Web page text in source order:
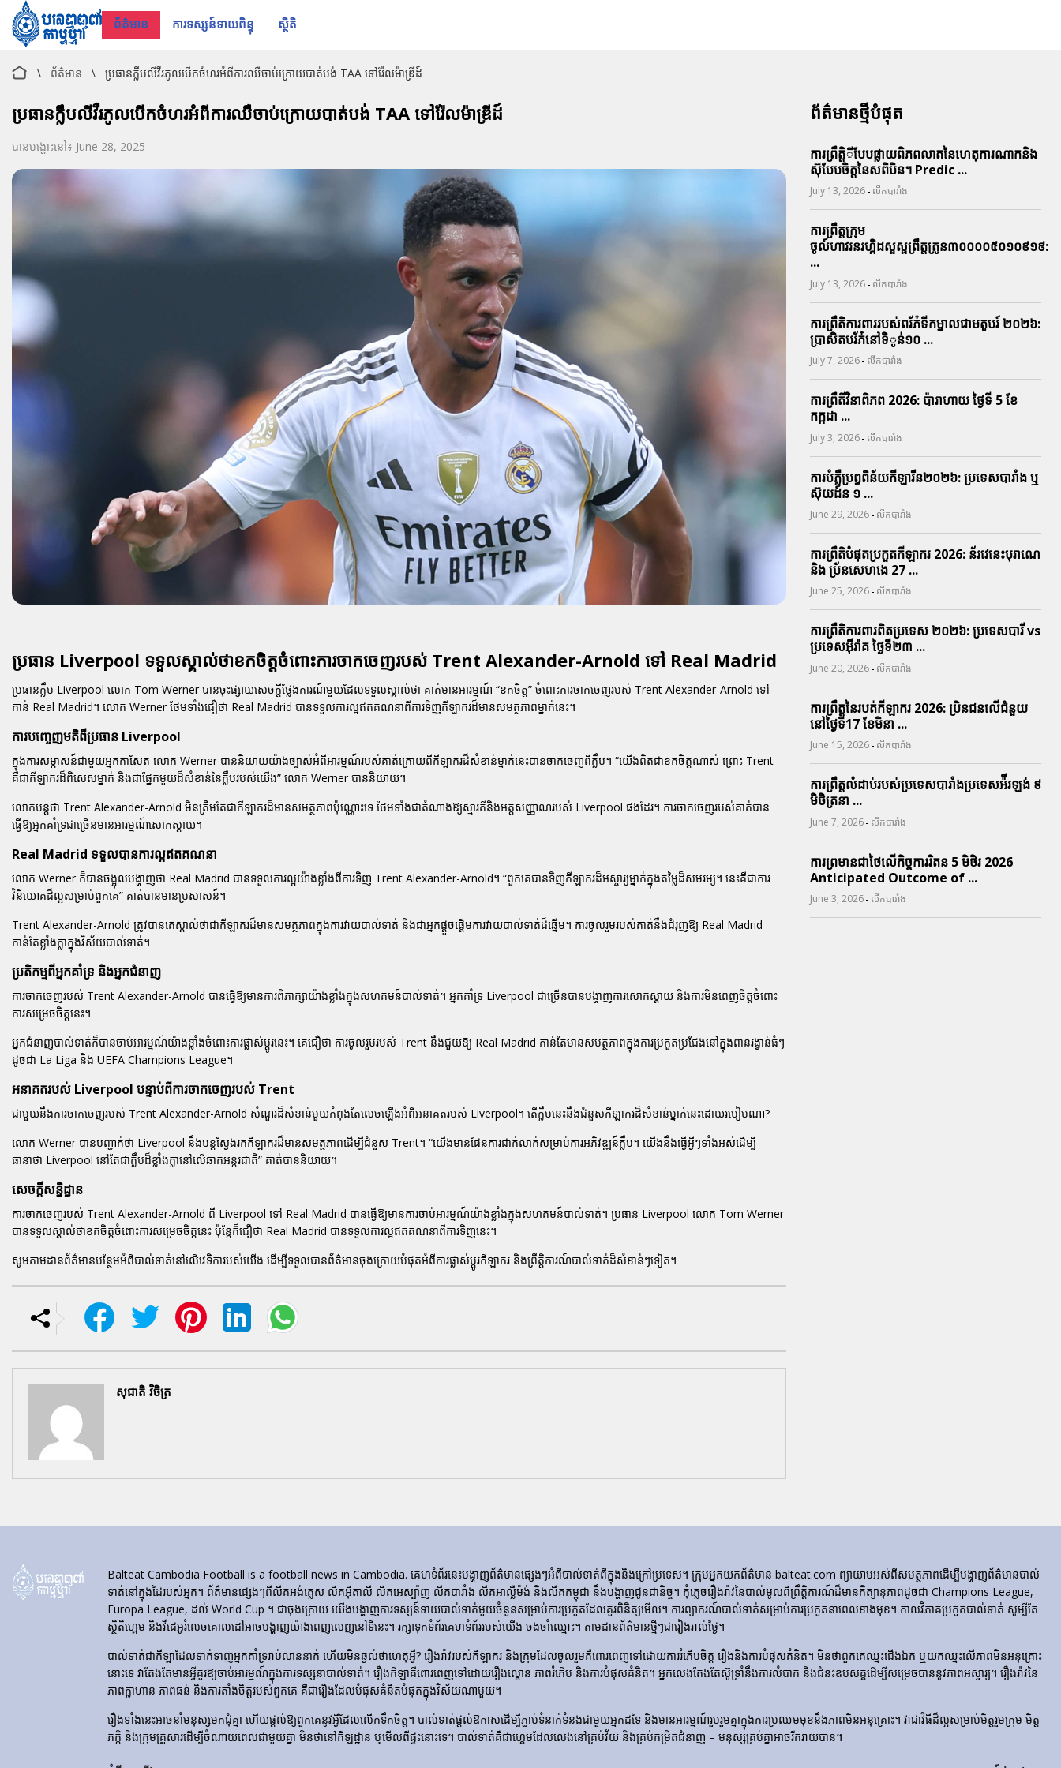
ព័ត៌មាន ការទស្សន៍ទាយពិន្ទុ ស្ថិតិ
\ ព័ត៌មាន \ ប្រធានក្លឹបលីវឺរភូលបើកចំហរអំពីការឈឺចាប់ក្រោយបាត់បង់ TAA ទៅរ៉ែលម៉ាឌ្រីដ៍
ប្រធានក្លឹបលីវឺរភូលបើកចំហរអំពីការឈឺចាប់ក្រោយបាត់បង់ TAA ទៅរ៉ែលម៉ាឌ្រីដ៍
បានបង្ហោះនៅ៖ June 28, 2025
ប្រធាន Liverpool ទទួលស្គាល់ថាខកចិត្តចំពោះការចាកចេញរបស់ Trent Alexander-Arnold ទៅ Real Madrid
ប្រធានក្លឹប Liverpool លោក Tom Werner បានចុះផ្សាយសេចក្តីថ្លែងការណ៍មួយដែលទទួលស្គាល់ថា គាត់មានអារម្មណ៍ “ខកចិត្ត” ចំពោះការចាកចេញរបស់ Trent Alexander-Arnold ទៅ
កាន់ Real Madrid។ លោក Werner ថែមទាំងជឿថា Real Madrid បានទទួលការល្អឥតគណនាពីការទិញកីឡាករដ៏មានសមត្ថភាពម្នាក់នេះ។
ការបញ្ចេញមតិពីប្រធាន Liverpool
ក្នុងការសម្ភាសន៍ជាមួយអ្នកកាសែត លោក Werner បាននិយាយយ៉ាងច្បាស់អំពីអារម្មណ៍របស់គាត់ក្រោយពីកីឡាករដ៏សំខាន់ម្នាក់នេះបានចាកចេញពីក្លឹប។ “យើងពិតជាខកចិត្តណាស់ ព្រោះ Trent
គឺជាកីឡាករដ៏ពិសេសម្នាក់ និងជាផ្នែកមួយដ៏សំខាន់នៃក្លឹបរបស់យើង” លោក Werner បាននិយាយ។
លោកបន្តថា Trent Alexander-Arnold មិនត្រឹមតែជាកីឡាករដ៏មានសមត្ថភាពប៉ុណ្ណោះទេ ថែមទាំងជាតំណាងឱ្យស្មារតីនិងអត្តសញ្ញាណរបស់ Liverpool ផងដែរ។ ការចាកចេញរបស់គាត់បាន
ធ្វើឱ្យអ្នកគាំទ្រជាច្រើនមានអារម្មណ៍សោកស្តាយ។
Real Madrid ទទួលបានការល្អឥតគណនា
លោក Werner ក៏បានចង្អុលបង្ហាញថា Real Madrid បានទទួលការល្អយ៉ាងខ្លាំងពីការទិញ Trent Alexander-Arnold។ “ពួកគេបានទិញកីឡាករដ៏អស្ចារ្យម្នាក់ក្នុងតម្លៃដ៏សមរម្យ។ នេះគឺជាការ
វិនិយោគដ៏ល្អសម្រាប់ពួកគេ” គាត់បានមានប្រសាសន៍។
Trent Alexander-Arnold ត្រូវបានគេស្គាល់ថាជាកីឡាករដ៏មានសមត្ថភាពក្នុងការវាយបាល់ទាត់ និងជាអ្នកផ្តួចផ្តើមការវាយបាល់ទាត់ដ៏ឆ្នើម។ ការចូលរួមរបស់គាត់នឹងជំរុញឱ្យ Real Madrid
កាន់តែខ្លាំងក្លាក្នុងវិស័យបាល់ទាត់។
ប្រតិកម្មពីអ្នកគាំទ្រ និងអ្នកជំនាញ
ការចាកចេញរបស់ Trent Alexander-Arnold បានធ្វើឱ្យមានការពិភាក្សាយ៉ាងខ្លាំងក្នុងសហគមន៍បាល់ទាត់។ អ្នកគាំទ្រ Liverpool ជាច្រើនបានបង្ហាញការសោកស្តាយ និងការមិនពេញចិត្តចំពោះ
ការសម្រេចចិត្តនេះ។
អ្នកជំនាញបាល់ទាត់ក៏បានចាប់អារម្មណ៍យ៉ាងខ្លាំងចំពោះការផ្លាស់ប្តូរនេះ។ គេជឿថា ការចូលរួមរបស់ Trent នឹងជួយឱ្យ Real Madrid កាន់តែមានសមត្ថភាពក្នុងការប្រកួតប្រជែងនៅក្នុងពានរង្វាន់ធំៗ
ដូចជា La Liga និង UEFA Champions League។
អនាគតរបស់ Liverpool បន្ទាប់ពីការចាកចេញរបស់ Trent
ជាមួយនឹងការចាកចេញរបស់ Trent Alexander-Arnold សំណួរដ៏សំខាន់មួយកំពុងតែលេចឡើងអំពីអនាគតរបស់ Liverpool។ តើក្លឹបនេះនឹងជំនួសកីឡាករដ៏សំខាន់ម្នាក់នេះដោយរបៀបណា?
លោក Werner បានបញ្ជាក់ថា Liverpool នឹងបន្តស្វែងរកកីឡាករដ៏មានសមត្ថភាពដើម្បីជំនួស Trent។ “យើងមានផែនការជាក់លាក់សម្រាប់ការអភិវឌ្ឍន៍ក្លឹប។ យើងនឹងធ្វើអ្វីៗទាំងអស់ដើម្បី
ធានាថា Liverpool នៅតែជាក្លឹបដ៏ខ្លាំងក្លានៅលើឆាកអន្តរជាតិ” គាត់បាននិយាយ។
សេចក្តីសន្និដ្ឋាន
ការចាកចេញរបស់ Trent Alexander-Arnold ពី Liverpool ទៅ Real Madrid បានធ្វើឱ្យមានការចាប់អារម្មណ៍យ៉ាងខ្លាំងក្នុងសហគមន៍បាល់ទាត់។ ប្រធាន Liverpool លោក Tom Werner
បានទទួលស្គាល់ថាខកចិត្តចំពោះការសម្រេចចិត្តនេះ ប៉ុន្តែក៏ជឿថា Real Madrid បានទទួលការល្អឥតគណនាពីការទិញនេះ។
សូមតាមដានព័ត៌មានបន្ថែមអំពីបាល់ទាត់នៅលើវេទិការបស់យើង ដើម្បីទទួលបានព័ត៌មានចុងក្រោយបំផុតអំពីការផ្លាស់ប្តូរកីឡាករ និងព្រឹត្តិការណ៍បាល់ទាត់ដ៏សំខាន់ៗទៀត។
សុជាតិ វិចិត្រ
ព័ត៌មានថ្មីបំផុត
ការព្រឹតិ្តីបែបផ្លាយពិភពលាតនៃហេតុការណាកនិង
ស៊ុបែបចិត្តនៃសពិបិន។ Predic ...
July 13, 2026 - លីកបារាំង
ការព្រឹត្តក្រុម
ចូល៍ហាវរនរហ្គិដសួស្ផព្រឹត្តត្រូន៣០០០០៥០១០៩១៩:
...
July 13, 2026 - លីកបារាំង
ការព្រឹតិការពាររបស់ពរ័ភ៎ទីកម្នាលជាមតូបរ៍ ២០២៦:
ប្រាសិតបរ័ភ៎នៅទិូន់១០ ...
July 7, 2026 - លីកបារាំង
ការព្រឹតិ៍វិនាពិភព 2026: ប៉ារាហាយ ថ្ងៃទី 5 ខែ
កក្កដា ...
July 3, 2026 - លីកបារាំង
ការបំភ្លឺប្រព្ធ​ពិន័យ​កីឡារីន​២០២៦: ប្រទេស​បារាំង​ ឬ​
ស៊ុយដ៍ន​ ១ ...
June 29, 2026 - លីកបារាំង
ការព្រឹតិបំផុតប្រកួតកីឡាករ 2026: ន័រវេនេះបុរាណេ
និង ប្រ័នសេហងេ 27 ...
June 25, 2026 - លីកបារាំង
ការព្រឹតិការពារ​ពិតប្រទេស ២០២៦: ប្រទេសបារី vs
ប្រទេសអ៊ីរ៉ាគ ថ្ងៃទី​២៣ ...
June 20, 2026 - លីកបារាំង
ការព្រឹត្តនៃរបត់កីឡាករ 2026: ប្រិនជនលើជំនួយ
នៅថ្ងៃទី17 ខែមិនា ...
June 15, 2026 - លីកបារាំង
ការព្រឹត្តលំដាប់របស់ប្រទេសបារាំងប្រទេសអ៉ីរឡង់ ៩
មិថិត្រនា ...
June 7, 2026 - លីកបារាំង
ការព្រមានជាថៃលើកិច្ចការរិតន 5 មិថិរ 2026
Anticipated Outcome of ...
June 3, 2026 - លីកបារាំង
Balteat Cambodia Football is a football news in Cambodia. គេហទំព័រ​នេះ​បង្ហាញ​ព័ត៌មាន​ផ្សេងៗ​អំពី​បាល់ទាត់​ពី​ក្នុង​និង​ក្រៅ​ប្រទេស។ ក្រុមអ្នកយកព័ត៌មាន balteat.com ព្យាយាមអស់ពីសមត្ថភាពដើម្បីបង្ហាញព័ត៌មានបាល់
ទាត់នៅក្នុងដៃរបស់អ្នក។ ព័ត៌មានផ្សេងៗពីលីគអង់គ្លេស លីគអ៊ីតាលី លីគអេស្ប៉ាញ លីគបារាំង លីគអាល្លឺម៉ង់ និងលីគកម្ពុជា នឹងបង្ហាញជូនជានិច្ច។ កុំភ្លេចរឿងរ៉ាវនៃបាល់មូលពីព្រឹត្តិការណ៍ដ៏មានកិត្យានុភាពដូចជា Champions League,
Europa League, ដល់ World Cup ។ ជាចុងក្រោយ យើងបង្ហាញការទស្សន៍ទាយបាល់ទាត់មួយចំនួនសម្រាប់ការប្រកួតដែលគួរពិនិត្យមើល។ ការព្យាករណ៍បាល់ទាត់សម្រាប់ការប្រកួតនាពេលខាងមុខ។ កាលវិភាគប្រកួតបាល់ទាត់ សូម្បីតែ
ស្ថិតិហ្គេម និងវីដេអូរំលេចគោលដៅអាចបង្ហាញយ៉ាងពេញលេញនៅទីនេះ។ រក្សាទុកទំព័រគេហទំព័ររបស់យើង ចងចាំឈ្មោះ។ តាមដានព័ត៌មានថ្មីៗជារៀងរាល់ថ្ងៃ។
បាល់ទាត់​ជា​កីឡា​ដែល​ទាក់​ទាញ​អ្នក​គាំទ្រ​រាប់​លាន​នាក់ ហើយ​មិន​ឆ្ងល់​ថា​ហេតុអ្វី? រឿងរ៉ាវ​របស់​កីឡាករ និង​ក្រុម​ដែល​ចូលរួម​គឺ​ពោរពេញ​ទៅ​ដោយ​ការ​រំភើប​ចិត្ត រឿង​និង​ការ​បំផុស​គំនិត។ មិនថាពួកគេឈ្នះជើងឯក ឬយកឈ្នះលើភាពមិនអនុគ្រោះ
នោះទេ វាតែងតែមានអ្វីគួរឱ្យចាប់អារម្មណ៍ក្នុងការទស្សនាបាល់ទាត់។ រឿង​កីឡា​គឺ​ពោរពេញ​ទៅ​ដោយ​រឿង​ល្ខោន ភាព​រំភើប និង​ការ​បំផុស​គំនិត។ អ្នកលេងតែងតែស៊ូទ្រាំនឹងការលំបាក និងជំនះឧបសគ្គដើម្បីសម្រេចបាននូវភាពអស្ចារ្យ។ រឿងរ៉ាវនៃ
ភាពក្លាហាន ភាពធន់ និងការតាំងចិត្តរបស់ពួកគេ គឺជារឿងដែលបំផុសគំនិតបំផុតក្នុងវិស័យណាមួយ។
រឿងទាំងនេះអាចនាំមនុស្សមកជុំគ្នា ហើយផ្តល់ឱ្យពួកគេនូវអ្វីដែលលើកទឹកចិត្ត។ បាល់ទាត់ផ្តល់ឱកាសដើម្បីភ្ជាប់ទំនាក់ទំនងជាមួយអ្នកដទៃ និងមានអារម្មណ៍រួបរួមគ្នាក្នុងការប្រឈមមុខនឹងភាពមិនអនុគ្រោះ។ វាជាវិធីដ៏ល្អសម្រាប់មិត្តរួមក្រុម មិត្ត
ភក្តិ និងក្រុមគ្រួសារដើម្បីចំណាយពេលជាមួយគ្នា មិនថានៅកីឡដ្ឋាន ឬមើលពីផ្ទះនោះទេ។ បាល់ទាត់គឺជាហ្គេមដែលលេងនៅគ្រប់វ័យ និងគ្រប់កម្រិតជំនាញ – មនុស្សគ្រប់គ្នាអាចរីករាយបាន។